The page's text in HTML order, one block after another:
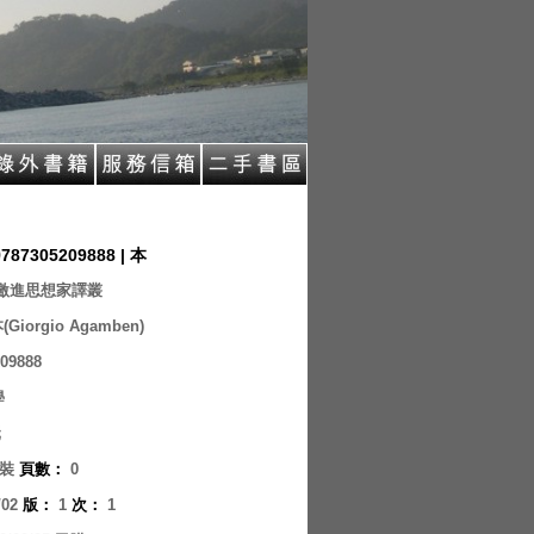
| 本
進思想家譯叢
(Giorgio Agamben)
頁數 ： 0
版 ： 1 次 ： 1